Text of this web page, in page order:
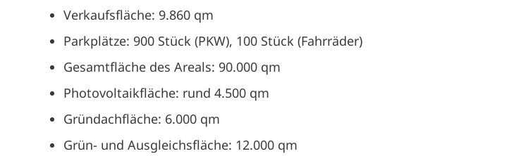
Verkaufsfläche: 9.860 qm
Parkplätze: 900 Stück (PKW), 100 Stück (Fahrräder)
Gesamtfläche des Areals: 90.000 qm
Photovoltaikfläche: rund 4.500 qm
Gründachfläche: 6.000 qm
Grün- und Ausgleichsfläche: 12.000 qm